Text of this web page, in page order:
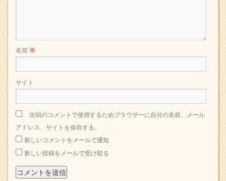
名前 ※
サイト
次回のコメントで使用するためブラウザーに自分の名前、メール
アドレス、サイトを保存する。
新しいコメントをメールで通知
新しい投稿をメールで受け取る